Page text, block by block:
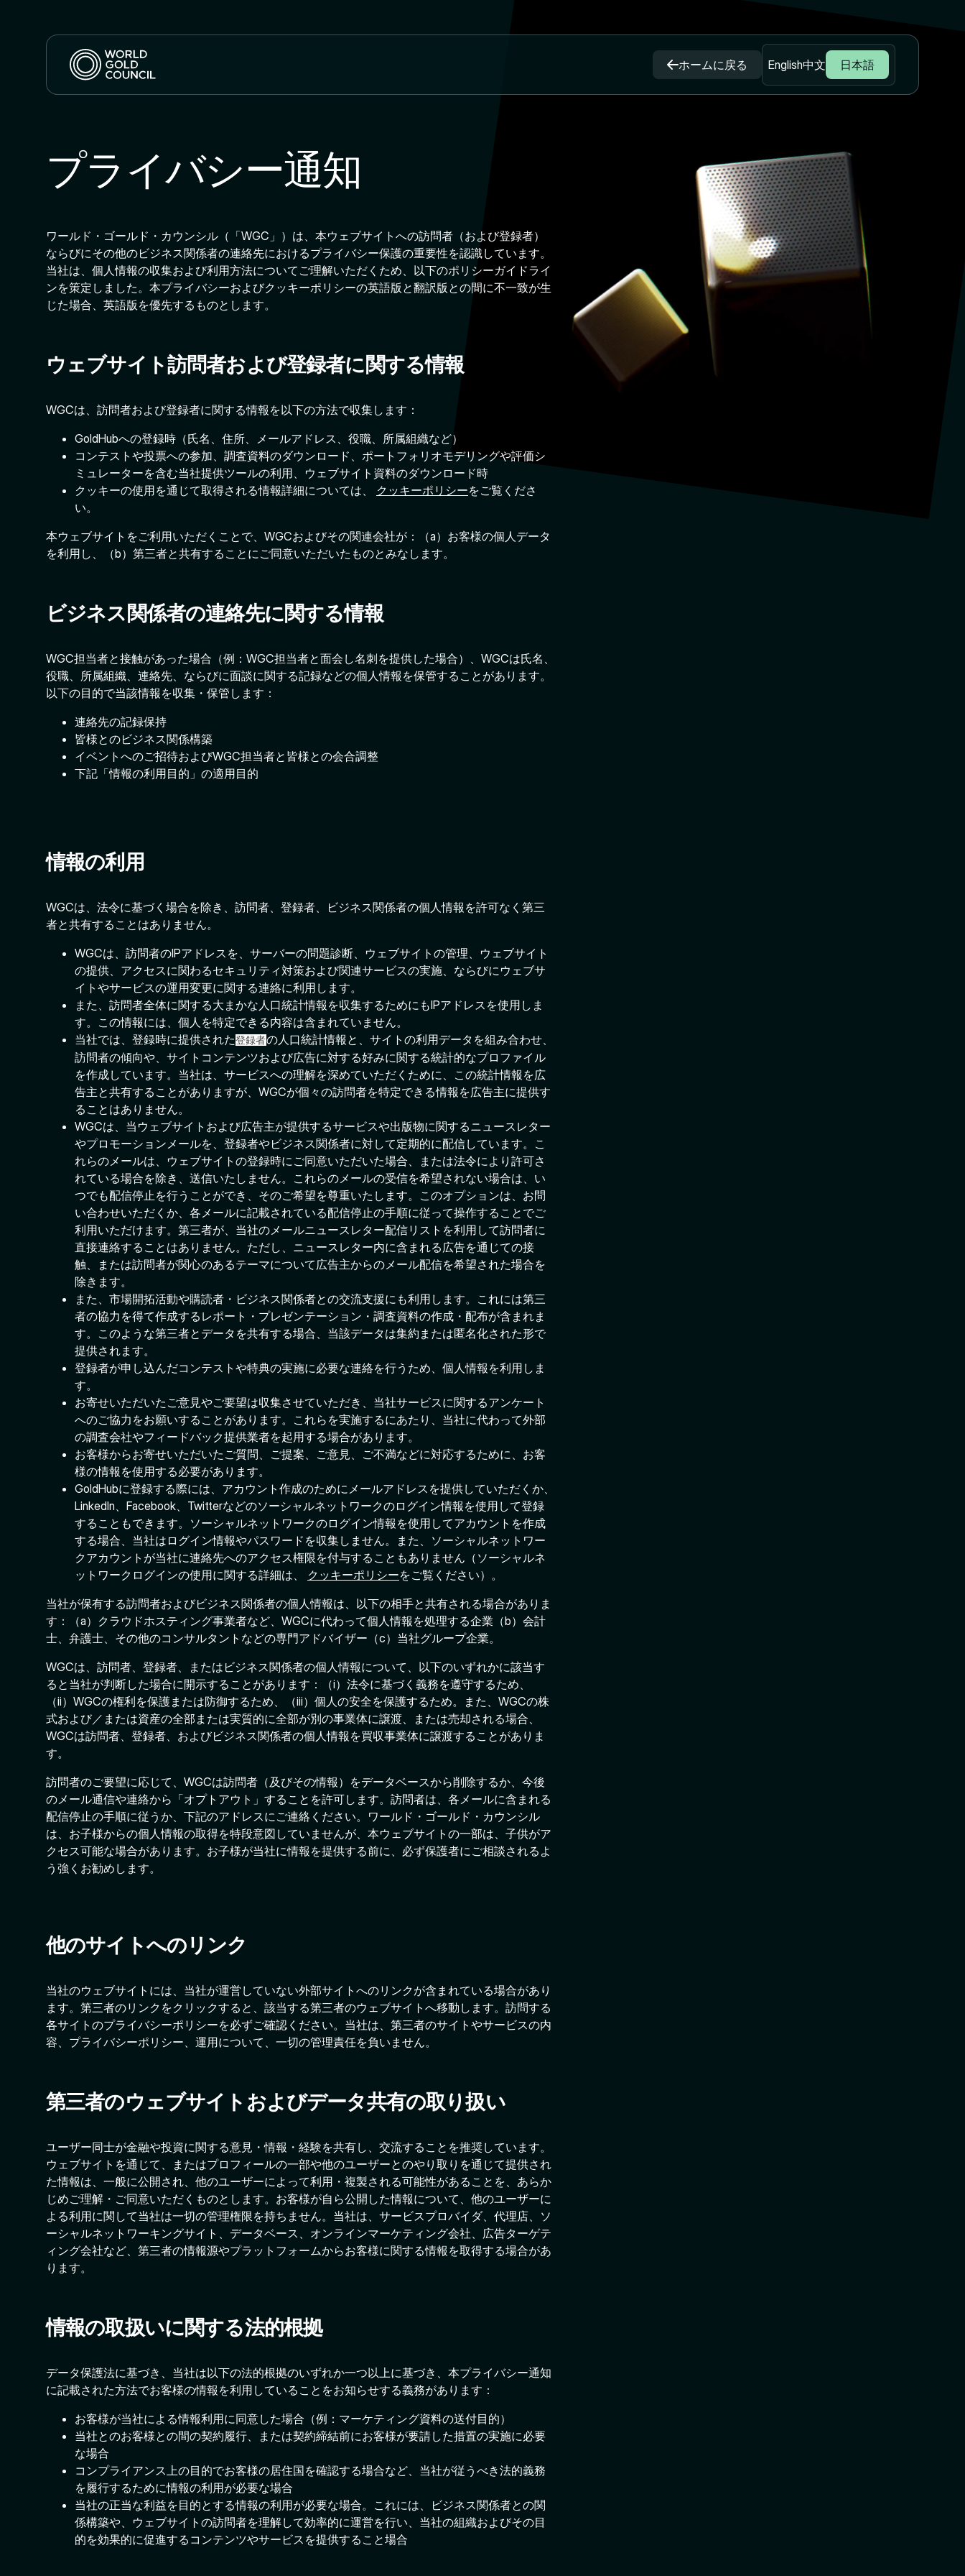
ホームに戻る English中文 日本語
プライバシー通知
ワールド・ゴールド・カウンシル（「WGC」）は、本ウェブサイトへの訪問者（および登録者）
ならびにその他のビジネス関係者の連絡先におけるプライバシー保護の重要性を認識しています。
当社は、個人情報の収集および利用方法についてご理解いただくため、以下のポリシーガイドライ
ンを策定しました。本プライバシーおよびクッキーポリシーの英語版と翻訳版との間に不一致が生
じた場合、英語版を優先するものとします。
ウェブサイト訪問者および登録者に関する情報
WGCは、訪問者および登録者に関する情報を以下の方法で収集します：
GoldHubへの登録時（氏名、住所、メールアドレス、役職、所属組織など）
コンテストや投票への参加、調査資料のダウンロード、ポートフォリオモデリングや評価シ
ミュレーターを含む当社提供ツールの利用、ウェブサイト資料のダウンロード時
クッキーの使用を通じて取得される情報詳細については、 クッキーポリシーをご覧くださ
い。
本ウェブサイトをご利用いただくことで、WGCおよびその関連会社が：（a）お客様の個人データ
を利用し、（b）第三者と共有することにご同意いただいたものとみなします。
ビジネス関係者の連絡先に関する情報
WGC担当者と接触があった場合（例：WGC担当者と面会し名刺を提供した場合）、WGCは氏名、
役職、所属組織、連絡先、ならびに面談に関する記録などの個人情報を保管することがあります。
以下の目的で当該情報を収集・保管します：
連絡先の記録保持
皆様とのビジネス関係構築
イベントへのご招待およびWGC担当者と皆様との会合調整
下記「情報の利用目的」の適用目的
情報の利用
WGCは、法令に基づく場合を除き、訪問者、登録者、ビジネス関係者の個人情報を許可なく第三
者と共有することはありません。
WGCは、訪問者のIPアドレスを、サーバーの問題診断、ウェブサイトの管理、ウェブサイト
の提供、アクセスに関わるセキュリティ対策および関連サービスの実施、ならびにウェブサ
イトやサービスの運用変更に関する連絡に利用します。
また、訪問者全体に関する大まかな人口統計情報を収集するためにもIPアドレスを使用しま
す。この情報には、個人を特定できる内容は含まれていません。
当社では、登録時に提供された登録者の人口統計情報と、サイトの利用データを組み合わせ、
訪問者の傾向や、サイトコンテンツおよび広告に対する好みに関する統計的なプロファイル
を作成しています。当社は、サービスへの理解を深めていただくために、この統計情報を広
告主と共有することがありますが、WGCが個々の訪問者を特定できる情報を広告主に提供す
ることはありません。
WGCは、当ウェブサイトおよび広告主が提供するサービスや出版物に関するニュースレター
やプロモーションメールを、登録者やビジネス関係者に対して定期的に配信しています。こ
れらのメールは、ウェブサイトの登録時にご同意いただいた場合、または法令により許可さ
れている場合を除き、送信いたしません。これらのメールの受信を希望されない場合は、い
つでも配信停止を行うことができ、そのご希望を尊重いたします。このオプションは、お問
い合わせいただくか、各メールに記載されている配信停止の手順に従って操作することでご
利用いただけます。第三者が、当社のメールニュースレター配信リストを利用して訪問者に
直接連絡することはありません。ただし、ニュースレター内に含まれる広告を通じての接
触、または訪問者が関心のあるテーマについて広告主からのメール配信を希望された場合を
除きます。
また、市場開拓活動や購読者・ビジネス関係者との交流支援にも利用します。これには第三
者の協力を得て作成するレポート・プレゼンテーション・調査資料の作成・配布が含まれま
す。このような第三者とデータを共有する場合、当該データは集約または匿名化された形で
提供されます。
登録者が申し込んだコンテストや特典の実施に必要な連絡を行うため、個人情報を利用しま
す。
お寄せいただいたご意見やご要望は収集させていただき、当社サービスに関するアンケート
へのご協力をお願いすることがあります。これらを実施するにあたり、当社に代わって外部
の調査会社やフィードバック提供業者を起用する場合があります。
お客様からお寄せいただいたご質問、ご提案、ご意見、ご不満などに対応するために、お客
様の情報を使用する必要があります。
GoldHubに登録する際には、アカウント作成のためにメールアドレスを提供していただくか、
LinkedIn、Facebook、Twitterなどのソーシャルネットワークのログイン情報を使用して登録
することもできます。ソーシャルネットワークのログイン情報を使用してアカウントを作成
する場合、当社はログイン情報やパスワードを収集しません。また、ソーシャルネットワー
クアカウントが当社に連絡先へのアクセス権限を付与することもありません（ソーシャルネ
ットワークログインの使用に関する詳細は、 クッキーポリシーをご覧ください）。
当社が保有する訪問者およびビジネス関係者の個人情報は、以下の相手と共有される場合がありま
す：（a）クラウドホスティング事業者など、WGCに代わって個人情報を処理する企業（b）会計
士、弁護士、その他のコンサルタントなどの専門アドバイザー（c）当社グループ企業。
WGCは、訪問者、登録者、またはビジネス関係者の個人情報について、以下のいずれかに該当す
ると当社が判断した場合に開示することがあります：（i）法令に基づく義務を遵守するため、
（ii）WGCの権利を保護または防御するため、（iii）個人の安全を保護するため。また、WGCの株
式および／または資産の全部または実質的に全部が別の事業体に譲渡、または売却される場合、
WGCは訪問者、登録者、およびビジネス関係者の個人情報を買収事業体に譲渡することがありま
す。
訪問者のご要望に応じて、WGCは訪問者（及びその情報）をデータベースから削除するか、今後
のメール通信や連絡から「オプトアウト」することを許可します。訪問者は、各メールに含まれる
配信停止の手順に従うか、下記のアドレスにご連絡ください。ワールド・ゴールド・カウンシル
は、お子様からの個人情報の取得を特段意図していませんが、本ウェブサイトの一部は、子供がア
クセス可能な場合があります。お子様が当社に情報を提供する前に、必ず保護者にご相談されるよ
う強くお勧めします。
他のサイトへのリンク
当社のウェブサイトには、当社が運営していない外部サイトへのリンクが含まれている場合があり
ます。第三者のリンクをクリックすると、該当する第三者のウェブサイトへ移動します。訪問する
各サイトのプライバシーポリシーを必ずご確認ください。当社は、第三者のサイトやサービスの内
容、プライバシーポリシー、運用について、一切の管理責任を負いません。
第三者のウェブサイトおよびデータ共有の取り扱い
ユーザー同士が金融や投資に関する意見・情報・経験を共有し、交流することを推奨しています。
ウェブサイトを通じて、またはプロフィールの一部や他のユーザーとのやり取りを通じて提供され
た情報は、一般に公開され、他のユーザーによって利用・複製される可能性があることを、あらか
じめご理解・ご同意いただくものとします。お客様が自ら公開した情報について、他のユーザーに
よる利用に関して当社は一切の管理権限を持ちません。当社は、サービスプロバイダ、代理店、ソ
ーシャルネットワーキングサイト、データベース、オンラインマーケティング会社、広告ターゲテ
ィング会社など、第三者の情報源やプラットフォームからお客様に関する情報を取得する場合があ
ります。
情報の取扱いに関する法的根拠
データ保護法に基づき、当社は以下の法的根拠のいずれか一つ以上に基づき、本プライバシー通知
に記載された方法でお客様の情報を利用していることをお知らせする義務があります：
お客様が当社による情報利用に同意した場合（例：マーケティング資料の送付目的）
当社とのお客様との間の契約履行、または契約締結前にお客様が要請した措置の実施に必要
な場合
コンプライアンス上の目的でお客様の居住国を確認する場合など、当社が従うべき法的義務
を履行するために情報の利用が必要な場合
当社の正当な利益を目的とする情報の利用が必要な場合。これには、ビジネス関係者との関
係構築や、ウェブサイトの訪問者を理解して効率的に運営を行い、当社の組織およびその目
的を効果的に促進するコンテンツやサービスを提供すること場合